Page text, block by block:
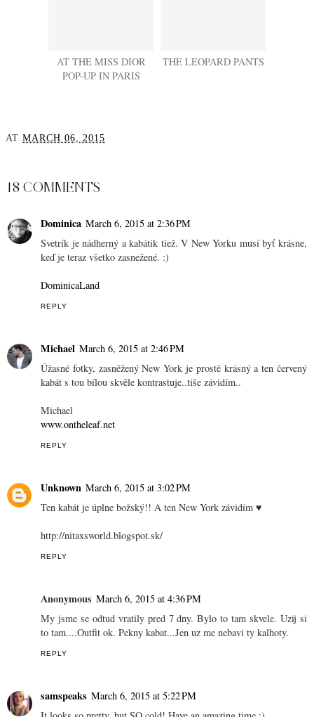
AT THE MISS DIOR
POP-UP IN PARIS
THE LEOPARD PANTS
AT MARCH 06, 2015
18 COMMENTS
Dominica March 6, 2015 at 2:36 PM
Svetrík je nádherný a kabátik tiež. V New Yorku musí byť krásne,
keď je teraz všetko zasnežené. :)
DominicaLand
REPLY
Michael March 6, 2015 at 2:46 PM
Úžasné fotky, zasněžený New York je prostě krásný a ten červený
kabát s tou bílou skvěle kontrastuje..tiše závidím..
Michael
www.ontheleaf.net
REPLY
Unknown March 6, 2015 at 3:02 PM
Ten kabát je úplne božský!! A ten New York závidím ♥
http://nitaxsworld.blogspot.sk/
REPLY
Anonymous March 6, 2015 at 4:36 PM
My jsme se odtud vratily pred 7 dny. Bylo to tam skvele. Uzij si
to tam....Outfit ok. Pekny kabat...Jen uz me nebavi ty kalhoty.
REPLY
samspeaks March 6, 2015 at 5:22 PM